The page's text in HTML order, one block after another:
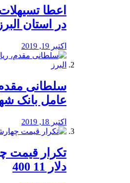
️اعطا
در استان البرز
اکتبر 19, 2019
سلطانی
عامل بانک
اکتبر 18, 2019
تکرار قیمت
دلار 11 400